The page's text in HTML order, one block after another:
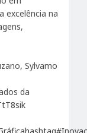
excelência na
Sylvamo
da